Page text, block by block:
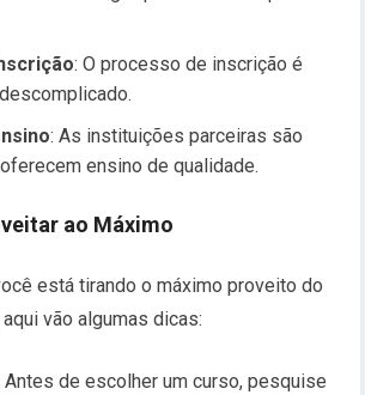
: O processo de inscrição é
: As instituições parceiras são
ensino de qualidade.
ao Máximo
está tirando o máximo proveito do
vão algumas dicas:
Antes de escolher um curso, pesquise